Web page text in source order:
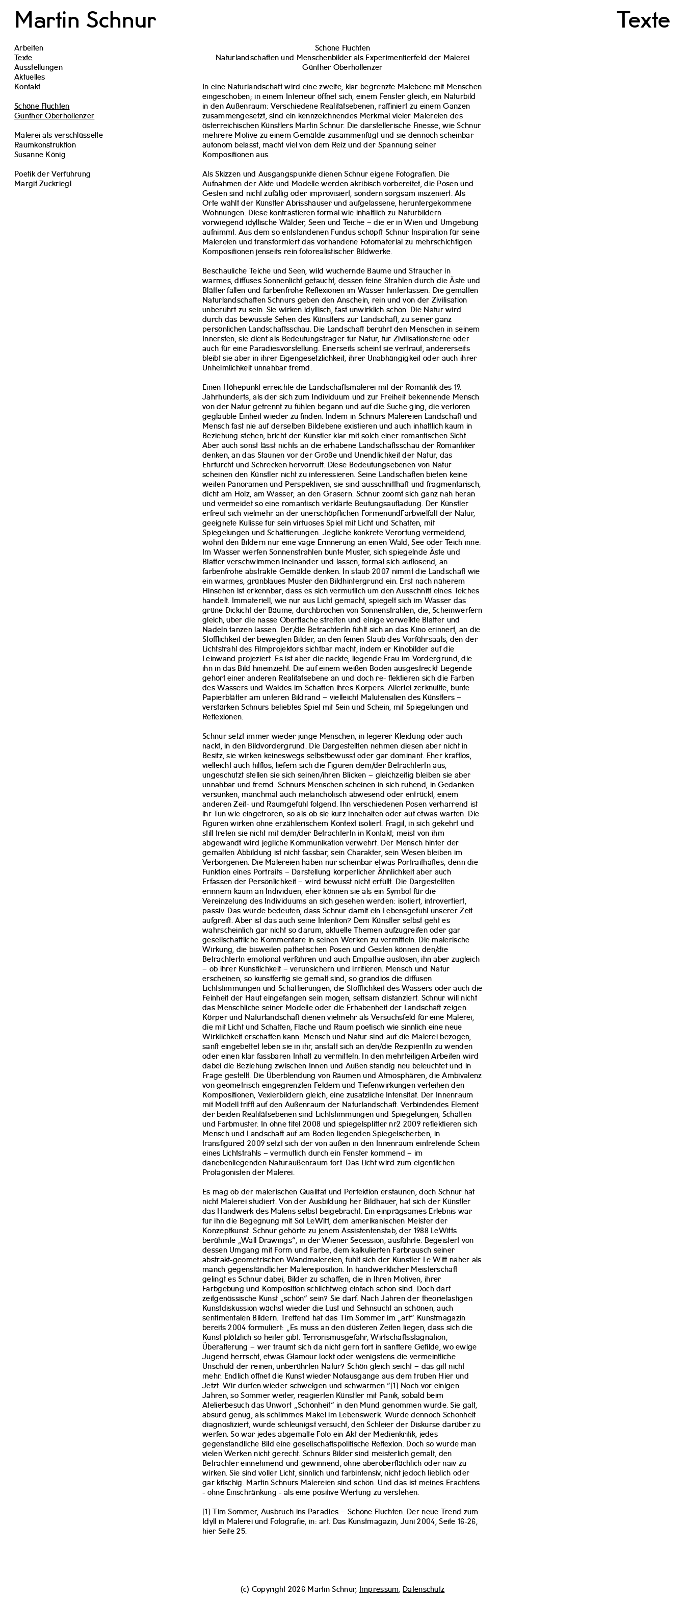
Martin Schnur Texte
Arbeiten
Texte
Ausstellungen
Aktuelles
Kontakt
Schöne Fluchten
Günther Oberhollenzer
Malerei als verschlüsselte
Raumkonstruktion
Susanne König
Poetik der Verführung
Margit Zuckriegl
Schöne Fluchten
Naturlandschaften und Menschenbilder als Experimentierfeld der Malerei
Günther Oberhollenzer
In eine Naturlandschaft wird eine zweite, klar begrenzte Malebene mit Menschen
eingeschoben; in einem Interieur öffnet sich, einem Fenster gleich, ein Naturbild
in den Außenraum: Verschiedene Realitätsebenen, raffiniert zu einem Ganzen
zusammengesetzt, sind ein kennzeichnendes Merkmal vieler Malereien des
österreichischen Künstlers Martin Schnur. Die darstellerische Finesse, wie Schnur
mehrere Motive zu einem Gemälde zusammenfügt und sie dennoch scheinbar
autonom belässt, macht viel von dem Reiz und der Spannung seiner
Kompositionen aus.
Als Skizzen und Ausgangspunkte dienen Schnur eigene Fotografien. Die
Aufnahmen der Akte und Modelle werden akribisch vorbereitet, die Posen und
Gesten sind nicht zufällig oder improvisiert, sondern sorgsam inszeniert. Als
Orte wählt der Künstler Abrisshäuser und aufgelassene, heruntergekommene
Wohnungen. Diese kontrastieren formal wie inhaltlich zu Naturbildern –
vorwiegend idyllische Wälder, Seen und Teiche – die er in Wien und Umgebung
aufnimmt. Aus dem so entstandenen Fundus schöpft Schnur Inspiration für seine
Malereien und transformiert das vorhandene Fotomaterial zu mehrschichtigen
Kompositionen jenseits rein fotorealistischer Bildwerke.
Beschauliche Teiche und Seen, wild wuchernde Bäume und Sträucher in
warmes, diffuses Sonnenlicht getaucht, dessen feine Strahlen durch die Äste und
Blätter fallen und farbenfrohe Reflexionen im Wasser hinterlassen: Die gemalten
Naturlandschaften Schnurs geben den Anschein, rein und von der Zivilisation
unberührt zu sein. Sie wirken idyllisch, fast unwirklich schön. Die Natur wird
durch das bewusste Sehen des Künstlers zur Landschaft, zu seiner ganz
persönlichen Landschaftsschau. Die Landschaft berührt den Menschen in seinem
Innersten, sie dient als Bedeutungsträger für Natur, für Zivilisationsferne oder
auch für eine Paradiesvorstellung. Einerseits scheint sie vertraut, andererseits
bleibt sie aber in ihrer Eigengesetzlichkeit, ihrer Unabhängigkeit oder auch ihrer
Unheimlichkeit unnahbar fremd.
Einen Höhepunkt erreichte die Landschaftsmalerei mit der Romantik des 19.
Jahrhunderts, als der sich zum Individuum und zur Freiheit bekennende Mensch
von der Natur getrennt zu fühlen begann und auf die Suche ging, die verloren
geglaubte Einheit wieder zu finden. Indem in Schnurs Malereien Landschaft und
Mensch fast nie auf derselben Bildebene existieren und auch inhaltlich kaum in
Beziehung stehen, bricht der Künstler klar mit solch einer romantischen Sicht.
Aber auch sonst lässt nichts an die erhabene Landschaftsschau der Romantiker
denken, an das Staunen vor der Größe und Unendlichkeit der Natur, das
Ehrfurcht und Schrecken hervorruft. Diese Bedeutungsebenen von Natur
scheinen den Künstler nicht zu interessieren. Seine Landschaften bieten keine
weiten Panoramen und Perspektiven, sie sind ausschnitthaft und fragmentarisch,
dicht am Holz, am Wasser, an den Gräsern. Schnur zoomt sich ganz nah heran
und vermeidet so eine romantisch verklärte Beutungsaufladung. Der Künstler
erfreut sich vielmehr an der unerschöpflichen FormenundFarbvielfalt der Natur,
geeignete Kulisse für sein virtuoses Spiel mit Licht und Schatten, mit
Spiegelungen und Schattierungen. Jegliche konkrete Verortung vermeidend,
wohnt den Bildern nur eine vage Erinnerung an einen Wald, See oder Teich inne:
Im Wasser werfen Sonnenstrahlen bunte Muster, sich spiegelnde Äste und
Blätter verschwimmen ineinander und lassen, formal sich auflösend, an
farbenfrohe abstrakte Gemälde denken. In staub 2007 nimmt die Landschaft wie
ein warmes, grünblaues Muster den Bildhintergrund ein. Erst nach näherem
Hinsehen ist erkennbar, dass es sich vermutlich um den Ausschnitt eines Teiches
handelt. Immateriell, wie nur aus Licht gemacht, spiegelt sich im Wasser das
grüne Dickicht der Bäume, durchbrochen von Sonnenstrahlen, die, Scheinwerfern
gleich, über die nasse Oberfläche streifen und einige verwelkte Blätter und
Nadeln tanzen lassen. Der/die BetrachterIn fühlt sich an das Kino erinnert, an die
Stofflichkeit der bewegten Bilder, an den feinen Staub des Vorführsaals, den der
Lichtstrahl des Filmprojektors sichtbar macht, indem er Kinobilder auf die
Leinwand projeziert. Es ist aber die nackte, liegende Frau im Vordergrund, die
ihn in das Bild hineinzieht. Die auf einem weißen Boden ausgestreckt Liegende
gehört einer anderen Realitätsebene an und doch re- flektieren sich die Farben
des Wassers und Waldes im Schatten ihres Körpers. Allerlei zerknüllte, bunte
Papierblätter am unteren Bildrand – vielleicht Malutensilien des Künstlers –
verstärken Schnurs beliebtes Spiel mit Sein und Schein, mit Spiegelungen und
Reflexionen.
Schnur setzt immer wieder junge Menschen, in legerer Kleidung oder auch
nackt, in den Bildvordergrund. Die Dargestellten nehmen diesen aber nicht in
Besitz, sie wirken keineswegs selbstbewusst oder gar dominant. Eher kraftlos,
vielleicht auch hilflos, liefern sich die Figuren dem/der BetrachterIn aus,
ungeschützt stellen sie sich seinen/ihren Blicken – gleichzeitig bleiben sie aber
unnahbar und fremd. Schnurs Menschen scheinen in sich ruhend, in Gedanken
versunken, manchmal auch melancholisch abwesend oder entrückt, einem
anderen Zeit- und Raumgefühl folgend. Ihn verschiedenen Posen verharrend ist
ihr Tun wie eingefroren, so als ob sie kurz innehalten oder auf etwas warten. Die
Figuren wirken ohne erzählerischem Kontext isoliert. Fragil, in sich gekehrt und
still treten sie nicht mit dem/der BetrachterIn in Kontakt; meist von ihm
abgewandt wird jegliche Kommunikation verwehrt. Der Mensch hinter der
gemalten Abbildung ist nicht fassbar, sein Charakter, sein Wesen bleiben im
Verborgenen. Die Malereien haben nur scheinbar etwas Portraithaftes, denn die
Funktion eines Portraits – Darstellung körperlicher Ähnlichkeit aber auch
Erfassen der Persönlichkeit – wird bewusst nicht erfüllt. Die Dargestellten
erinnern kaum an Individuen, eher können sie als ein Symbol für die
Vereinzelung des Individuums an sich gesehen werden: isoliert, introvertiert,
passiv. Das würde bedeuten, dass Schnur damit ein Lebensgefühl unserer Zeit
aufgreift. Aber ist das auch seine Intention? Dem Künstler selbst geht es
wahrscheinlich gar nicht so darum, aktuelle Themen aufzugreifen oder gar
gesellschaftliche Kommentare in seinen Werken zu vermitteln. Die malerische
Wirkung, die bisweilen pathetischen Posen und Gesten können den/die
BetrachterIn emotional verführen und auch Empathie auslösen, ihn aber zugleich
– ob ihrer Künstlichkeit – verunsichern und irritieren. Mensch und Natur
erscheinen, so kunstfertig sie gemalt sind, so grandios die diffusen
Lichtstimmungen und Schattierungen, die Stofflichkeit des Wassers oder auch die
Feinheit der Haut eingefangen sein mögen, seltsam distanziert. Schnur will nicht
das Menschliche seiner Modelle oder die Erhabenheit der Landschaft zeigen.
Körper und Naturlandschaft dienen vielmehr als Versuchsfeld für eine Malerei,
die mit Licht und Schatten, Fläche und Raum poetisch wie sinnlich eine neue
Wirklichkeit erschaffen kann. Mensch und Natur sind auf die Malerei bezogen,
sanft eingebettet leben sie in ihr, anstatt sich an den/die RezipientIn zu wenden
oder einen klar fassbaren Inhalt zu vermitteln. In den mehrteiligen Arbeiten wird
dabei die Beziehung zwischen Innen und Außen ständig neu beleuchtet und in
Frage gestellt. Die Überblendung von Räumen und Atmosphären, die Ambivalenz
von geometrisch eingegrenzten Feldern und Tiefenwirkungen verleihen den
Kompositionen, Vexierbildern gleich, eine zusätzliche Intensität. Der Innenraum
mit Modell trifft auf den Außenraum der Naturlandschaft. Verbindendes Element
der beiden Realitätsebenen sind Lichtstimmungen und Spiegelungen, Schatten
und Farbmuster. In ohne titel 2008 und spiegelsplitter nr2 2009 reflektieren sich
Mensch und Landschaft auf am Boden liegenden Spiegelscherben, in
transfigured 2009 setzt sich der von außen in den Innenraum eintretende Schein
eines Lichtstrahls – vermutlich durch ein Fenster kommend – im
danebenliegenden Naturaußenraum fort. Das Licht wird zum eigentlichen
Protagonisten der Malerei.
Es mag ob der malerischen Qualität und Perfektion erstaunen, doch Schnur hat
nicht Malerei studiert. Von der Ausbildung her Bildhauer, hat sich der Künstler
das Handwerk des Malens selbst beigebracht. Ein einprägsames Erlebnis war
für ihn die Begegnung mit Sol LeWitt, dem amerikanischen Meister der
Konzeptkunst. Schnur gehörte zu jenem Assistentenstab, der 1988 LeWitts
berühmte „Wall Drawings“, in der Wiener Secession, ausführte. Begeistert von
dessen Umgang mit Form und Farbe, dem kalkulierten Farbrausch seiner
abstrakt-geometrischen Wandmalereien, fühlt sich der Künstler Le Witt näher als
manch gegenständlicher Malereiposition. In handwerklicher Meisterschaft
gelingt es Schnur dabei, Bilder zu schaffen, die in Ihren Motiven, ihrer
Farbgebung und Komposition schlichtweg einfach schön sind. Doch darf
zeitgenössische Kunst „schön“ sein? Sie darf. Nach Jahren der theorielastigen
Kunstdiskussion wächst wieder die Lust und Sehnsucht an schönen, auch
sentimentalen Bildern. Treffend hat das Tim Sommer im „art“ Kunstmagazin
bereits 2004 formuliert: „Es muss an den düsteren Zeiten liegen, dass sich die
Kunst plötzlich so heiter gibt. Terrorismusgefahr, Wirtschaftsstagnation,
Überalterung – wer träumt sich da nicht gern fort in sanftere Gefilde, wo ewige
Jugend herrscht, etwas Glamour lockt oder wenigstens die vermeintliche
Unschuld der reinen, unberührten Natur? Schön gleich seicht – das gilt nicht
mehr. Endlich öffnet die Kunst wieder Notausgänge aus dem trüben Hier und
Jetzt. Wir dürfen wieder schwelgen und schwärmen.“[1] Noch vor einigen
Jahren, so Sommer weiter, reagierten Künstler mit Panik, sobald beim
Atelierbesuch das Unwort „Schönheit“ in den Mund genommen wurde. Sie galt,
absurd genug, als schlimmes Makel im Lebenswerk. Wurde dennoch Schönheit
diagnostiziert, wurde schleunigst versucht, den Schleier der Diskurse darüber zu
werfen. So war jedes abgemalte Foto ein Akt der Medienkritik, jedes
gegenständliche Bild eine gesellschaftspolitische Reflexion. Doch so wurde man
vielen Werken nicht gerecht. Schnurs Bilder sind meisterlich gemalt, den
Betrachter einnehmend und gewinnend, ohne aberoberflächlich oder naiv zu
wirken. Sie sind voller Licht, sinnlich und farbintensiv, nicht jedoch lieblich oder
gar kitschig. Martin Schnurs Malereien sind schön. Und das ist meines Erachtens
- ohne Einschränkung - als eine positive Wertung zu verstehen.
[1] Tim Sommer, Ausbruch ins Paradies – Schöne Fluchten. Der neue Trend zum
Idyll in Malerei und Fotografie, in: art. Das Kunstmagazin, Juni 2004, Seite 16-26,
hier Seite 25.
(c) Copyright 2026 Martin Schnur, Impressum Datenschutz